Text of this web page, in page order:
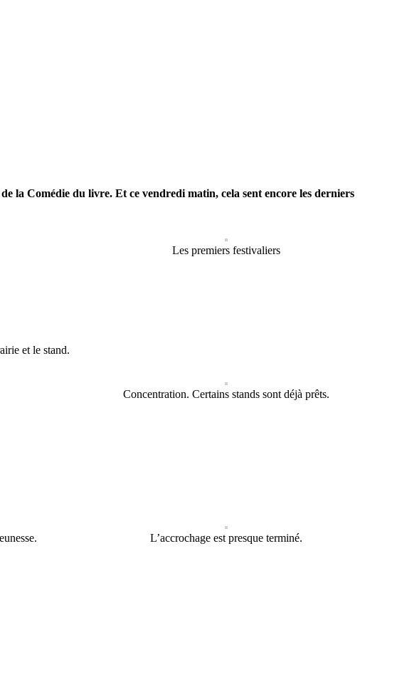
la Comédie du livre. Et ce vendredi matin, cela sent encore les derniers
et le stand.
Les premiers festivaliers
Concentration. Certains stands sont déjà prêts.
L’accrochage est presque terminé.